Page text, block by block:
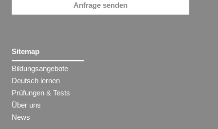
Anfrage senden
Sitemap
Bildungsangebote
Deutsch lernen
Prüfungen & Tests
Über uns
News